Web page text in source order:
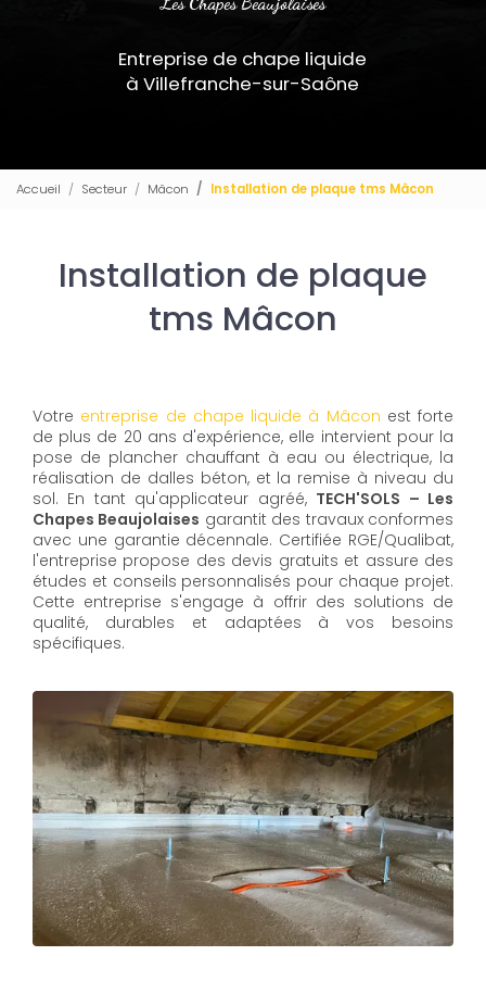
Entreprise de chape liquide
à Villefranche-sur-Saône
Accueil Secteur Mâcon Installation de plaque tms Mâcon
Installation de plaque
tms Mâcon
Votre entreprise de chape liquide à Mâcon est forte
de plus de 20 ans d'expérience, elle intervient pour la
pose de plancher chauffant à eau ou électrique, la
réalisation de dalles béton, et la remise à niveau du
sol. En tant qu'applicateur agréé, TECH'SOLS – Les
Chapes Beaujolaises garantit des travaux conformes
avec une garantie décennale. Certifiée RGE/Qualibat,
l'entreprise propose des devis gratuits et assure des
études et conseils personnalisés pour chaque projet.
Cette entreprise s'engage à offrir des solutions de
qualité, durables et adaptées à vos besoins
spécifiques.